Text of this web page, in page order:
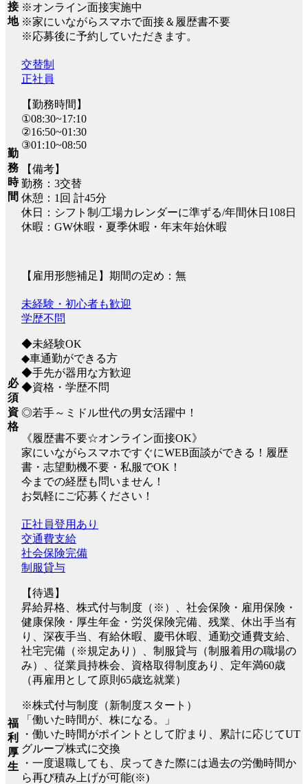
接
地
※オンライン面接実施中
※家にいながらスマホで面接＆履歴書不要
※応募後に予約していただきます。
勤
務
時
間
交替制
正社員
【勤務時間】
①08:30~17:10
②16:50~01:30
③01:10~08:50
【備考】
勤務：3交替
休憩：1回 計45分
休日：シフト制/工場カレンダーに準ずる/年間休日108日
休暇：GW休暇・夏季休暇・年末年始休暇
【雇用形態補足】期間の定め：無
必
須
資
格
未経験・初心者も歓迎
学歴不問
◆未経験OK
◆車通勤ができる方
◆手先が器用な方歓迎
◆資格・学歴不問
◎若手～ミドル世代の男女活躍中！
《履歴書不要☆オンライン面接OK》
家にいながらスマホですぐにWEB面談ができる！履歴
書・志望動機不要・私服でOK！
今までの経歴も問いません！
お気軽にご応募ください！
福
利
厚
生
正社員登用あり
交通費支給
社会保険完備
制服貸与
【待遇】
昇給昇格、株式付与制度（※）、社会保険・雇用保険・
健康保険・厚生年金・労災保険完備、残業、休出手当有
り、深夜手当、有給休暇、慶弔休暇、通勤交通費支給、
社宅完備（※規定あり）、制服貸与（制服着用の職場の
み）、従業員持株会、資格取得制度あり、定年満60歳
（再雇用として原則65歳迄就業）
※株式付与制度（新制度スタート）
「働いた時間が、株になる。」
・働いた時間がポイントとして貯まり、累計に応じてUT
グループ株式に交換
・一度退職しても、戻ってきた際には過去の労働時間か
ら再び積み上げが可能(※)